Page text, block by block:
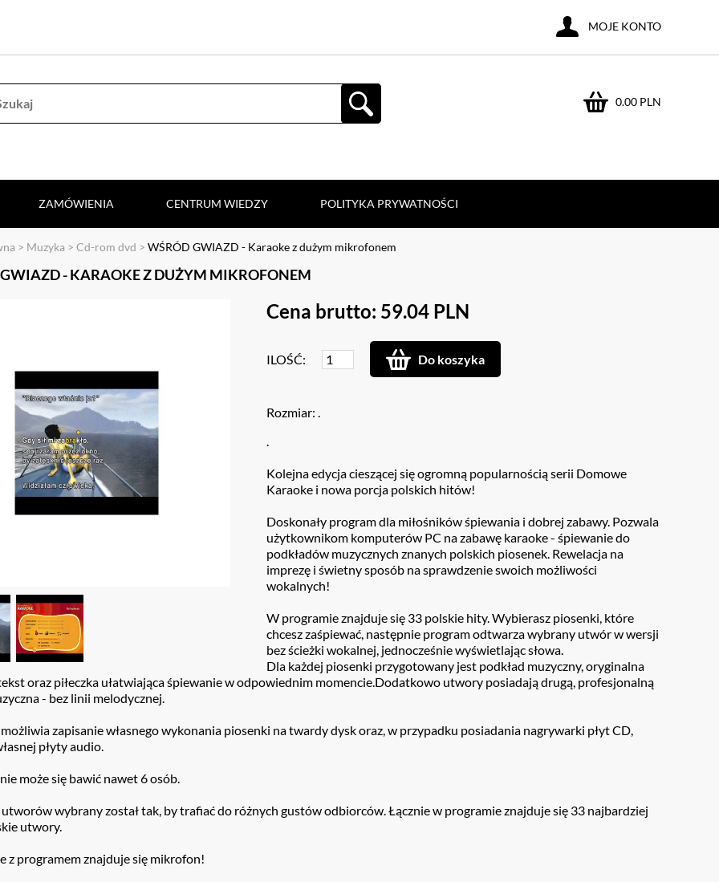
0.00 PLN
MOJE KONTO
ZAMÓWIENIA CENTRUM WIEDZY POLITYKA PRYWATNOŚCI
> Muzyka > Cd-rom dvd > WŚRÓD GWIAZD - Karaoke z dużym mikrofonem
- KARAOKE Z DUŻYM MIKROFONEM
Cena brutto: 59.04 PLN
ILOŚĆ: Do koszyka
Rozmiar: .
.
Kolejna edycja cieszącej się ogromną popularnością serii Domowe
Karaoke i nowa porcja polskich hitów!
Doskonały program dla miłośników śpiewania i dobrej zabawy. Pozwala
użytkownikom komputerów PC na zabawę karaoke - śpiewanie do
podkładów muzycznych znanych polskich piosenek. Rewelacja na
imprezę i świetny sposób na sprawdzenie swoich możliwości
wokalnych!
W programie znajduje się 33 polskie hity. Wybierasz piosenki, które
chcesz zaśpiewać, następnie program odtwarza wybrany utwór w wersji
bez ścieżki wokalnej, jednocześnie wyświetlając słowa.
Dla każdej piosenki przygotowany jest podkład muzyczny, oryginalna
oraz piłeczka ułatwiająca śpiewanie w odpowiednim momencie.Dodatkowo utwory posiadają drugą, profesjonalną
- bez linii melodycznej.
zapisanie własnego wykonania piosenki na twardy dysk oraz, w przypadku posiadania nagrywarki płyt CD,
płyty audio.
może się bawić nawet 6 osób.
wybrany został tak, by trafiać do różnych gustów odbiorców. Łącznie w programie znajduje się 33 najbardziej
utwory.
z programem znajduje się mikrofon!